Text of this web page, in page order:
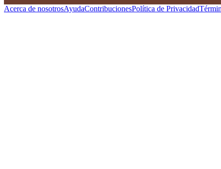
Acerca de nosotrosAyudaContribucionesPolítica de Privacidad